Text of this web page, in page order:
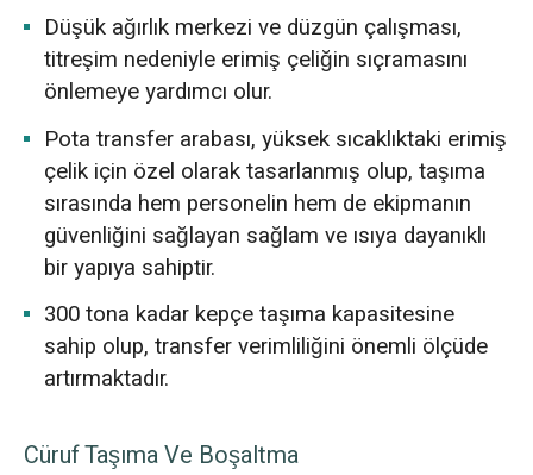
Düşük ağırlık merkezi ve düzgün çalışması,
titreşim nedeniyle erimiş çeliğin sıçramasını
önlemeye yardımcı olur.
Pota transfer arabası, yüksek sıcaklıktaki erimiş
çelik için özel olarak tasarlanmış olup, taşıma
sırasında hem personelin hem de ekipmanın
güvenliğini sağlayan sağlam ve ısıya dayanıklı
bir yapıya sahiptir.
300 tona kadar kepçe taşıma kapasitesine
sahip olup, transfer verimliliğini önemli ölçüde
artırmaktadır.
Cüruf Taşıma Ve Boşaltma